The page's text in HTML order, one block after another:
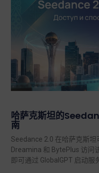
哈萨克斯坦的
南
Seedance 2.0 在哈萨克斯
Dreamina 和 BytePlus 访问
即可通过 GlobalGPT 启动服